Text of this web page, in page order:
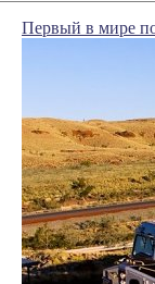
Первый в мире